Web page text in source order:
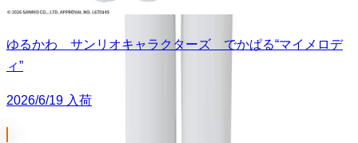
ゆるかわ サンリオキャラクターズ でかぱる“マイメロデ
ィ”
2026/6/19 入荷